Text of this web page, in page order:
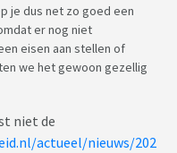
je dus net zo goed een
er nog niet
eisen aan stellen of
we het gewoon gezellig
niet de
actueel/nieuws/202